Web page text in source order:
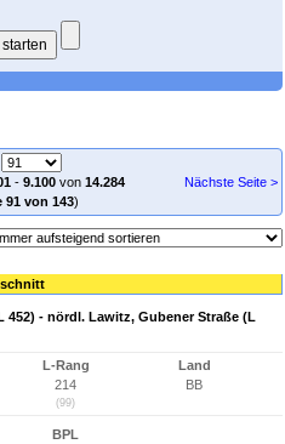
- 9.100von 14.284
91 von 143)
Nächste Seite >
452) - nördl. Lawitz, Gubener Straße (L
L-Rang
214
(99)
Land
BB
BPL